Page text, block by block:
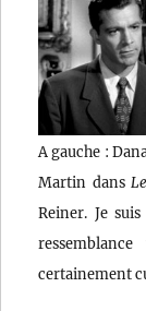
A gauche :
Martin dans
Reiner. Je
certainement